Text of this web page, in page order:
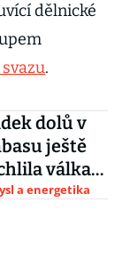
dělnické
.
dolů v
ještě
válka.
si
a energetika